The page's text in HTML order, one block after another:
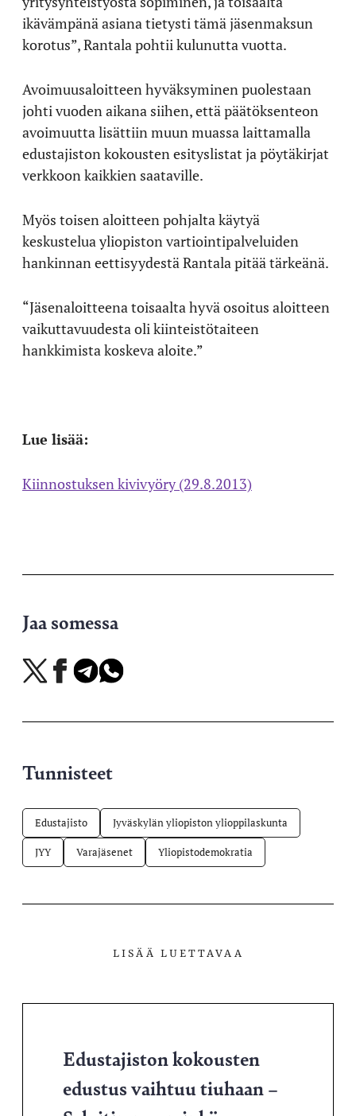
ikävämpänä asiana tietysti tämä jäsenmaksun
korotus”, Rantala pohtii kulunutta vuotta.
Avoimuusaloitteen hyväksyminen puolestaan
johti vuoden aikana siihen, että päätöksenteon
avoimuutta lisättiin muun muassa laittamalla
edustajiston kokousten esityslistat ja pöytäkirjat
verkkoon kaikkien saataville.
Myös toisen aloitteen pohjalta käytyä
keskustelua yliopiston vartiointipalveluiden
hankinnan eettisyydestä Rantala pitää tärkeänä.
“Jäsenaloitteena toisaalta hyvä osoitus aloitteen
vaikuttavuudesta oli kiinteistötaiteen
hankkimista koskeva aloite.”
Lue lisää:
Kiinnostuksen kivivyöry (29.8.2013)
Jaa somessa
Jaa
X-
Jaa
Facebookissa
Jaa
Telegramissa
Jaa
WhatsAppissa
Tunnisteet
Edustajisto Jyväskylän yliopiston ylioppilaskunta
JYY Varajäsenet Yliopistodemokratia
LISÄÄ LUETTAVAA
Edustajiston kokousten
edustus vaihtuu tiuhaan –